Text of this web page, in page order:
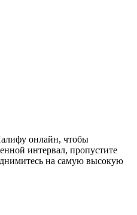
онлайн, чтобы
интервал, пропустите
на самую высокую